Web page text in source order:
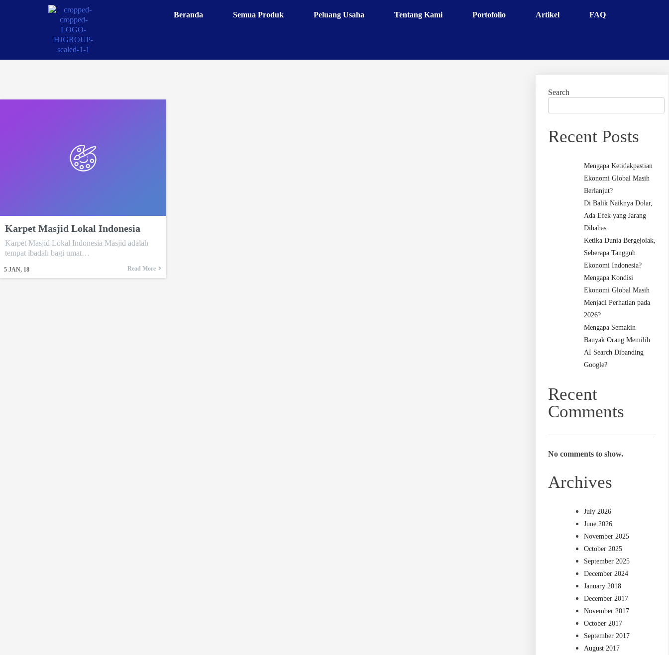
Beranda Semua Produk Peluang Usaha Tentang Kami Portofolio Artikel FAQ
Karpet Masjid Lokal Indonesia
5 JAN, 18
Karpet Masjid Lokal Indonesia Masjid adalah
tempat ibadah bagi umat…
Read More
Search
Recent Posts
Mengapa Ketidakpastian
Ekonomi Global Masih
Berlanjut?
Di Balik Naiknya Dolar,
Ada Efek yang Jarang
Dibahas
Ketika Dunia Bergejolak,
Seberapa Tangguh
Ekonomi Indonesia?
Mengapa Kondisi
Ekonomi Global Masih
Menjadi Perhatian pada
2026?
Mengapa Semakin
Banyak Orang Memilih
AI Search Dibanding
Google?
Recent
Comments
No comments to show.
Archives
July 2026
June 2026
November 2025
October 2025
September 2025
December 2024
January 2018
December 2017
November 2017
October 2017
September 2017
August 2017